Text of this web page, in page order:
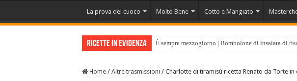
La prova del cuoco Molto Bene Cotto e Mangiato
Ricette in evidenza È sempre mezzogiorno | Bombolone di insalata di
Home / Altre trasmissioni / Charlotte di tiramisù ricetta Renato da Torte in